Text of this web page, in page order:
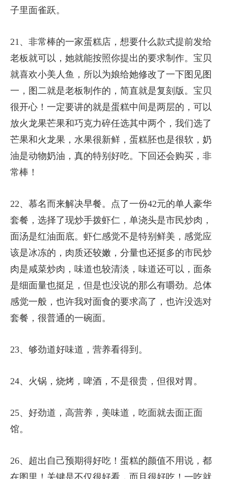
子里面雀跃。
21、非常棒的一家蛋糕店，想要什么款式提前发给
老板就可以，她就能按照你提出的要求制作。宝贝
就喜欢小美人鱼，所以为娘给她修改了一下图见图
一，图二就是老板制作的，简直就是复刻版。宝贝
很开心！一定要讲的就是蛋糕中间是两层的，可以
放火龙果芒果和巧克力碎任选其中两个，我们选了
芒果和火龙果，水果很新鲜，蛋糕胚也是很软，奶
油是动物奶油，真的特别好吃。下回还会购买，非
常棒！
22、慕名而来解决早餐。点了一份42元的单人豪华
套餐，选择了现炒手拨虾仁，单浇头是市民炒肉，
面汤是红油面底。虾仁感觉不是特别鲜美，感觉应
该是冰冻的，肉质还较嫩，分量也还挺多的市民炒
肉是咸菜炒肉，味道也较清淡，味道还可以，面条
是细面量也挺足，但是也没说的那么有嚼劲。总体
感觉一般，也许我对面食的要求高了，也许没选对
套餐，很普通的一碗面。
23、够劲道好味道，营养看得到。
24、火锅，烧烤，啤酒，不是很贵，但很对胃。
25、好劲道，高营养，美味道，吃面就去面正面
馆。
26、超出自己预期得好吃！蛋糕的颜值不用说，都